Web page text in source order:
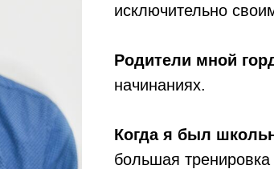
исключительно
Родители мной
начинаниях.
Когда я был
большая